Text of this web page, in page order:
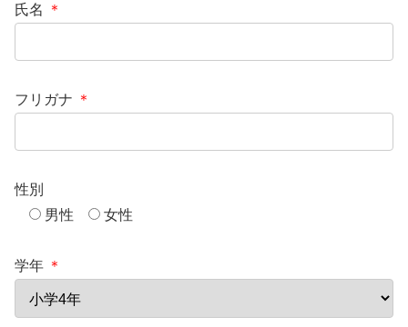
氏名 ＊
フリガナ ＊
性別
男性
女性
学年 ＊